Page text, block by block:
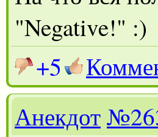
"Negative!" :)
+5
Анекдот